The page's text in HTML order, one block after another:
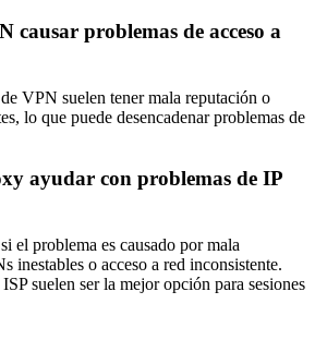
causar problemas de acceso a
VPN suelen tener mala reputación o
lo que puede desencadenar problemas de
ayudar con problemas de IP
el problema es causado por mala
inestables o acceso a red inconsistente.
suelen ser la mejor opción para sesiones